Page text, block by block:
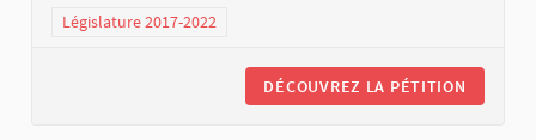
Législature 2017-2022
DÉCOUVREZ LA PÉTITION